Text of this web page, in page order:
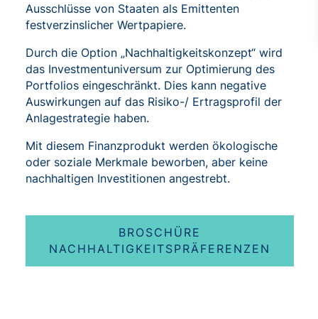
Ausschlüsse von Staaten als Emittenten
festverzinslicher Wertpapiere.
Durch die Option „Nachhaltigkeitskonzept“ wird
das Investmentuniversum zur Optimierung des
Portfolios eingeschränkt. Dies kann negative
Auswirkungen auf das Risiko-/ Ertragsprofil der
Anlagestrategie haben.
Mit diesem Finanzprodukt werden ökologische
oder soziale Merkmale beworben, aber keine
nachhaltigen Investitionen angestrebt.
BROSCHÜRE
NACHHALTIGKEITSPRÄFERENZEN